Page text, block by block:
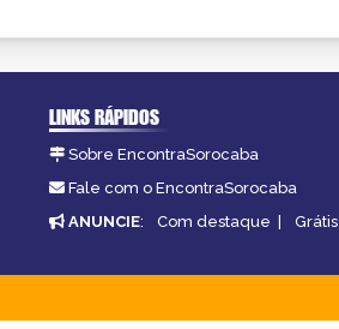
LINKS RÁPIDOS
Sobre EncontraSorocaba
Fale com o EncontraSorocaba
ANUNCIE: Com destaque | Grátis